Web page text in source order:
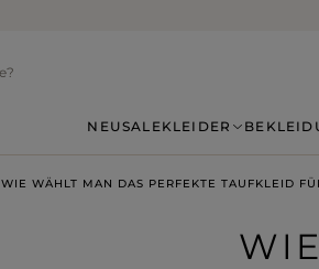
NEUSALEKLEIDER
WIE WÄHLT MAN DAS PERFEKTE TAUFKLEID